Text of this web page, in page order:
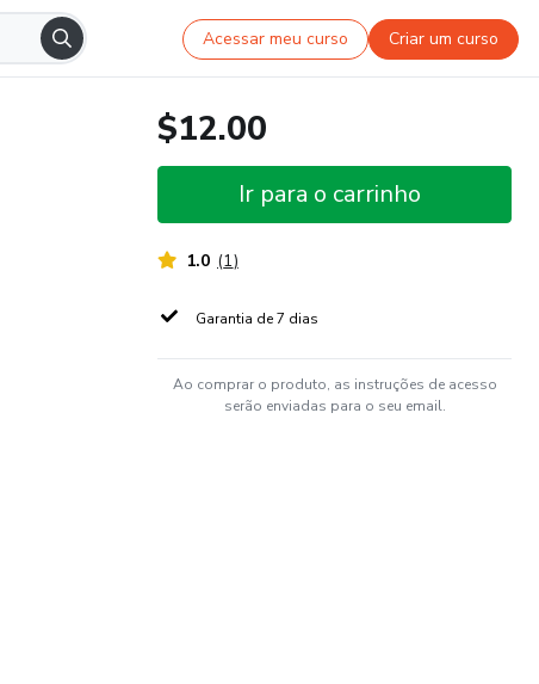
Acessar meu curso Criar um curso
$12.00
Ir para o carrinho
1.0 (1)
Garantia de 7 dias
Ao comprar o produto, as instruções de acesso
serão enviadas para o seu email.